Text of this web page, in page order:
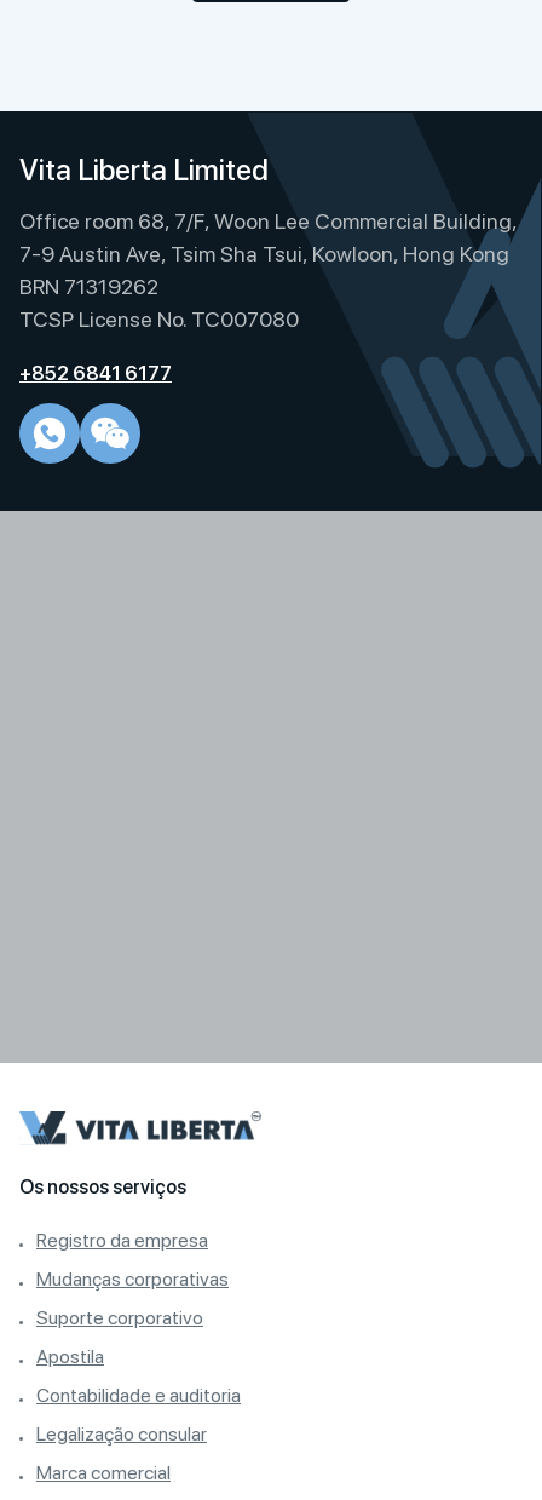
Vita Liberta Limited
Office room 68, 7/F, Woon Lee Commercial Building,
7-9 Austin Ave, Tsim Sha Tsui, Kowloon, Hong Kong
BRN 71319262
TCSP License No. TC007080
+852 6841 6177
Os nossos serviços
Registro da empresa
Mudanças corporativas
Suporte corporativo
Apostila
Contabilidade e auditoria
Legalização consular
Marca comercial